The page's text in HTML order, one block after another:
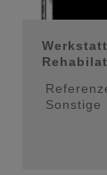
Sonstige